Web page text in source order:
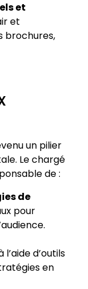
et
et
brochures,
un pilier
Le chargé
de :
de
pour
l’aide d’outils
en